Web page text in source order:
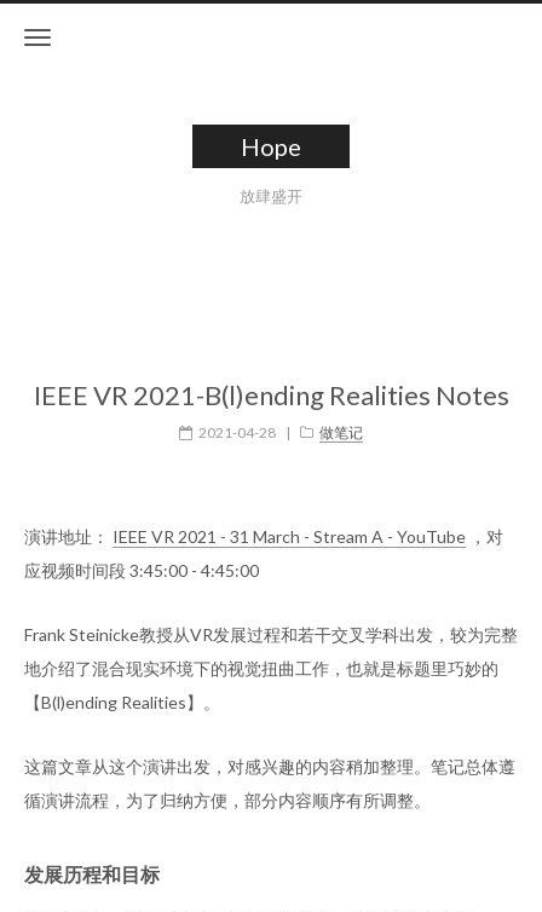
Hope
放肆盛开
IEEE VR 2021-B(l)ending Realities Notes
2021-04-28 | 做笔记
演讲地址： IEEE VR 2021 - 31 March - Stream A - YouTube ，对
应视频时间段 3:45:00 - 4:45:00
Frank Steinicke教授从VR发展过程和若干交叉学科出发，较为完整
地介绍了混合现实环境下的视觉扭曲工作，也就是标题里巧妙的
【B(l)ending Realities】。
这篇文章从这个演讲出发，对感兴趣的内容稍加整理。笔记总体遵
循演讲流程，为了归纳方便，部分内容顺序有所调整。
发展历程和目标